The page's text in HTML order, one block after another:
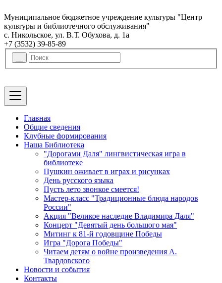
Муниципальное бюджетное учреждение культуры "Центр
культуры и библиотечного обслуживания"
с. Никольское, ул. В.Т. Обухова, д. 1а
+7 (3532) 39-85-89
Главная
Общие сведения
Клубные формирования
Наша Библиотека
"Дорогами Даля" лингвистическая игра в
библиотеке
Пушкин оживает в играх и рисунках
День русского языка
Пусть лето звонкое смеется!
Мастер-класс "Традиционные блюда народов
России"
Акция "Великое наследие Владимира Даля"
Концерт "Девятый день большого мая"
Митинг к 81-й годовщине Победы
Игра "Дорога Победы"
Читаем детям о войне произведения А.
Твардовского
Новости и события
Контакты